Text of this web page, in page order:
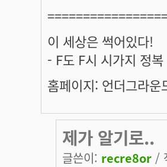
이 세상은 썩어있다!
- F도 F시 시가지 정
홈페이지: 언더그라
제가 알기로..
글쓴이: recre8or /